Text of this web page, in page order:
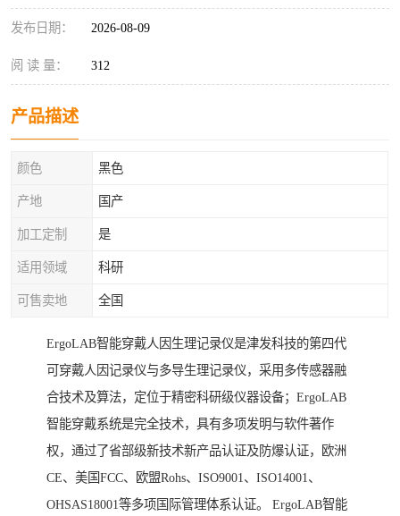
发布日期： 2026-08-09
阅 读 量： 312
产品描述
颜色 黑色
产地 国产
加工定制 是
适用领域 科研
可售卖地 全国
ErgoLAB智能穿戴人因生理记录仪是津发科技的第四代
可穿戴人因记录仪与多导生理记录仪，采用多传感器融
合技术及算法，定位于精密科研级仪器设备；ErgoLAB
智能穿戴系统是完全技术，具有多项发明与软件著作
权，通过了省部级新技术新产品认证及防爆认证，欧洲
CE、美国FCC、欧盟Rohs、ISO9001、ISO14001、
OHSAS18001等多项国际管理体系认证。 ErgoLAB智能